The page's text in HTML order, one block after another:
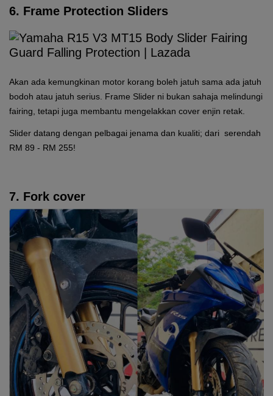
6. Frame Protection Sliders
Akan ada kemungkinan motor korang boleh jatuh sama ada jatuh
bodoh atau jatuh serius. Frame Slider ni bukan sahaja melindungi
fairing, tetapi juga membantu mengelakkan cover enjin retak.
Slider datang dengan pelbagai jenama dan kualiti; dari serendah
RM 89 - RM 255!
7. Fork cover